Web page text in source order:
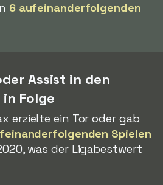
6 aufeinanderfolgenden
Assist in den
Folge
erzielte ein Tor oder gab
Spielen
was der Ligabestwert